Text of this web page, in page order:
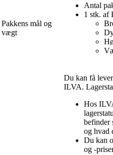
Pakkens mål og
vægt
Antal
1 stk. af
Du kan få
ILVA.
Hos
befinder
og hvad
Du kan
og -